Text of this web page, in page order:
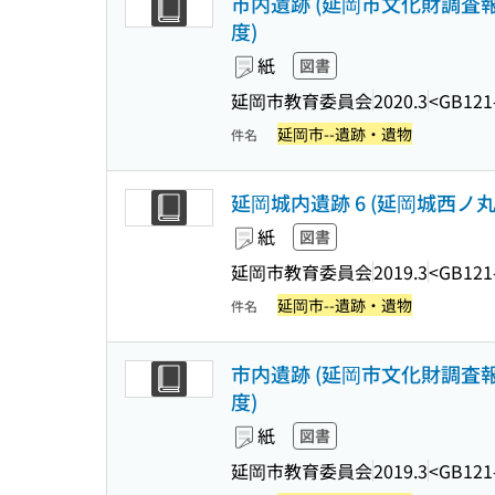
度)
紙 図書
延岡市教育委員会2020.3
件名 延岡市--遺跡・遺物
延岡城内遺跡 6 (延岡城西ノ
紙 図書
延岡市教育委員会2019.3
件名 延岡市--遺跡・遺物
市内遺跡 (延岡市文化財調査
度)
紙 図書
延岡市教育委員会2019.3